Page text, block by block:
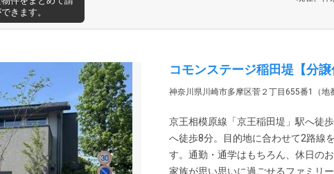
きます。
コモンステージ稲田堤【分譲
神奈川県川崎市多摩区菅２丁目655番1（地
京王相模原線「京王稲田堤」駅へ徒
へ徒歩8分。目的地に合わせて2路線
す。通勤・通学はもちろん、休日の
家族が思い思いに過ごせるファミリ